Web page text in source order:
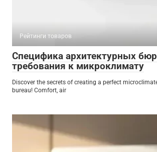
Рейтинги товаров
Специфика архитектурных
требования к микроклимату
Discover the secrets of creating a perfect
bureau! Comfort, air